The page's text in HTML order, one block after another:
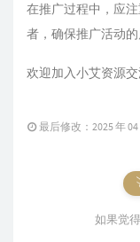
在推广过程中，应
者，确保推广活动的
欢迎加入小艾资源
最后修改：2025 年 04
如果觉